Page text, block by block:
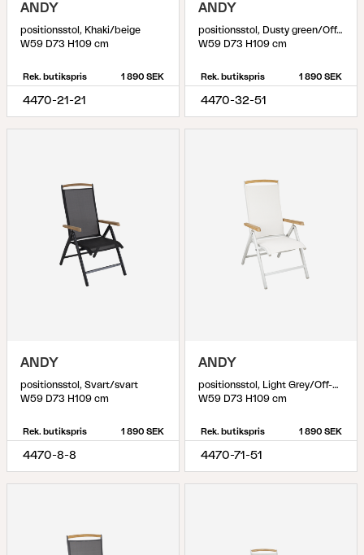
ANDY
positionsstol, Khaki/beige
W59 D73 H109 cm
Rek. butikspris 1 890 SEK
4470-21-21
ANDY
positionsstol, Dusty green/Off-white
W59 D73 H109 cm
Rek. butikspris 1 890 SEK
4470-32-51
ANDY
positionsstol, Svart/svart
W59 D73 H109 cm
Rek. butikspris 1 890 SEK
4470-8-8
ANDY
positionsstol, Light Grey/Off-White
W59 D73 H109 cm
Rek. butikspris 1 890 SEK
4470-71-51